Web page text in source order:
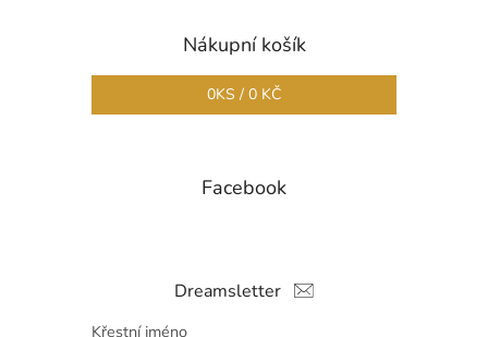
Nákupní košík
0KS / 0 KČ
Facebook
Dreamsletter
Křestní jméno